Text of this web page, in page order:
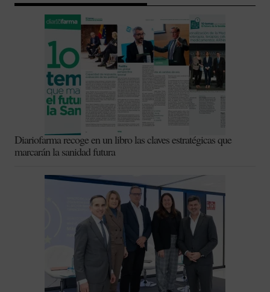
Diariofarma recoge en un libro las claves estratégicas que
marcarán la sanidad futura